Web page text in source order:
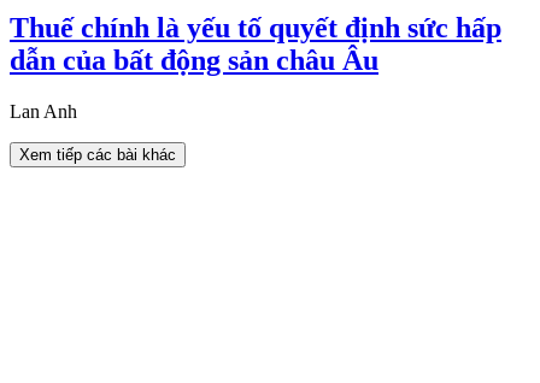
Thuế chính là yếu tố quyết định sức hấp
dẫn của bất động sản châu Âu
Lan Anh
Xem tiếp các bài khác